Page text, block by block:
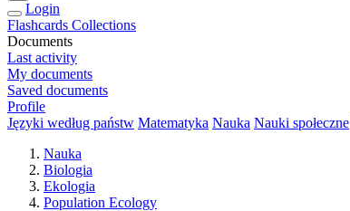
Login
Flashcards Collections
Documents
Last activity
My documents
Saved documents
Profile
Języki według państw Matematyka Nauka Nauki społeczne
Nauka
Biologia
Ekologia
Population Ecology